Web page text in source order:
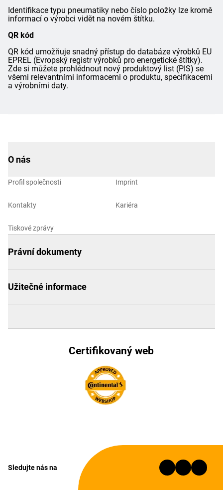
Identifikace typu pneumatiky nebo číslo položky lze kromě
informací o výrobci vidět na novém štítku.
QR kód
QR kód umožňuje snadný přístup do databáze výrobků EU
EPREL (Evropský registr výrobků pro energetické štítky).
Zde si můžete prohlédnout nový produktový list (PIS) se
všemi relevantními informacemi o produktu, specifikacemi
a výrobními daty.
O nás
Profil společnosti
Kontakty
Tiskové zprávy
Imprint
Kariéra
Právní dokumenty
Užitečné informace
Certifikovaný web
Sledujte nás na